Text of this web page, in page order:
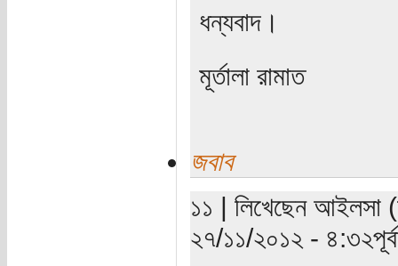
ধন্যবাদ।
মূর্তালা রামাত
জবাব
১১ | লিখেছেন আইলসা
২৭/১১/২০১২ -